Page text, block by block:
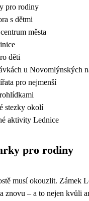
pro rodiny
s dětmi
města
děti
u Novomlýnských
pro nejmenší
stezky okolí
aktivity Lednice
pro rodiny
musí okouzlit. Zámek
znovu – a to nejen kvůli